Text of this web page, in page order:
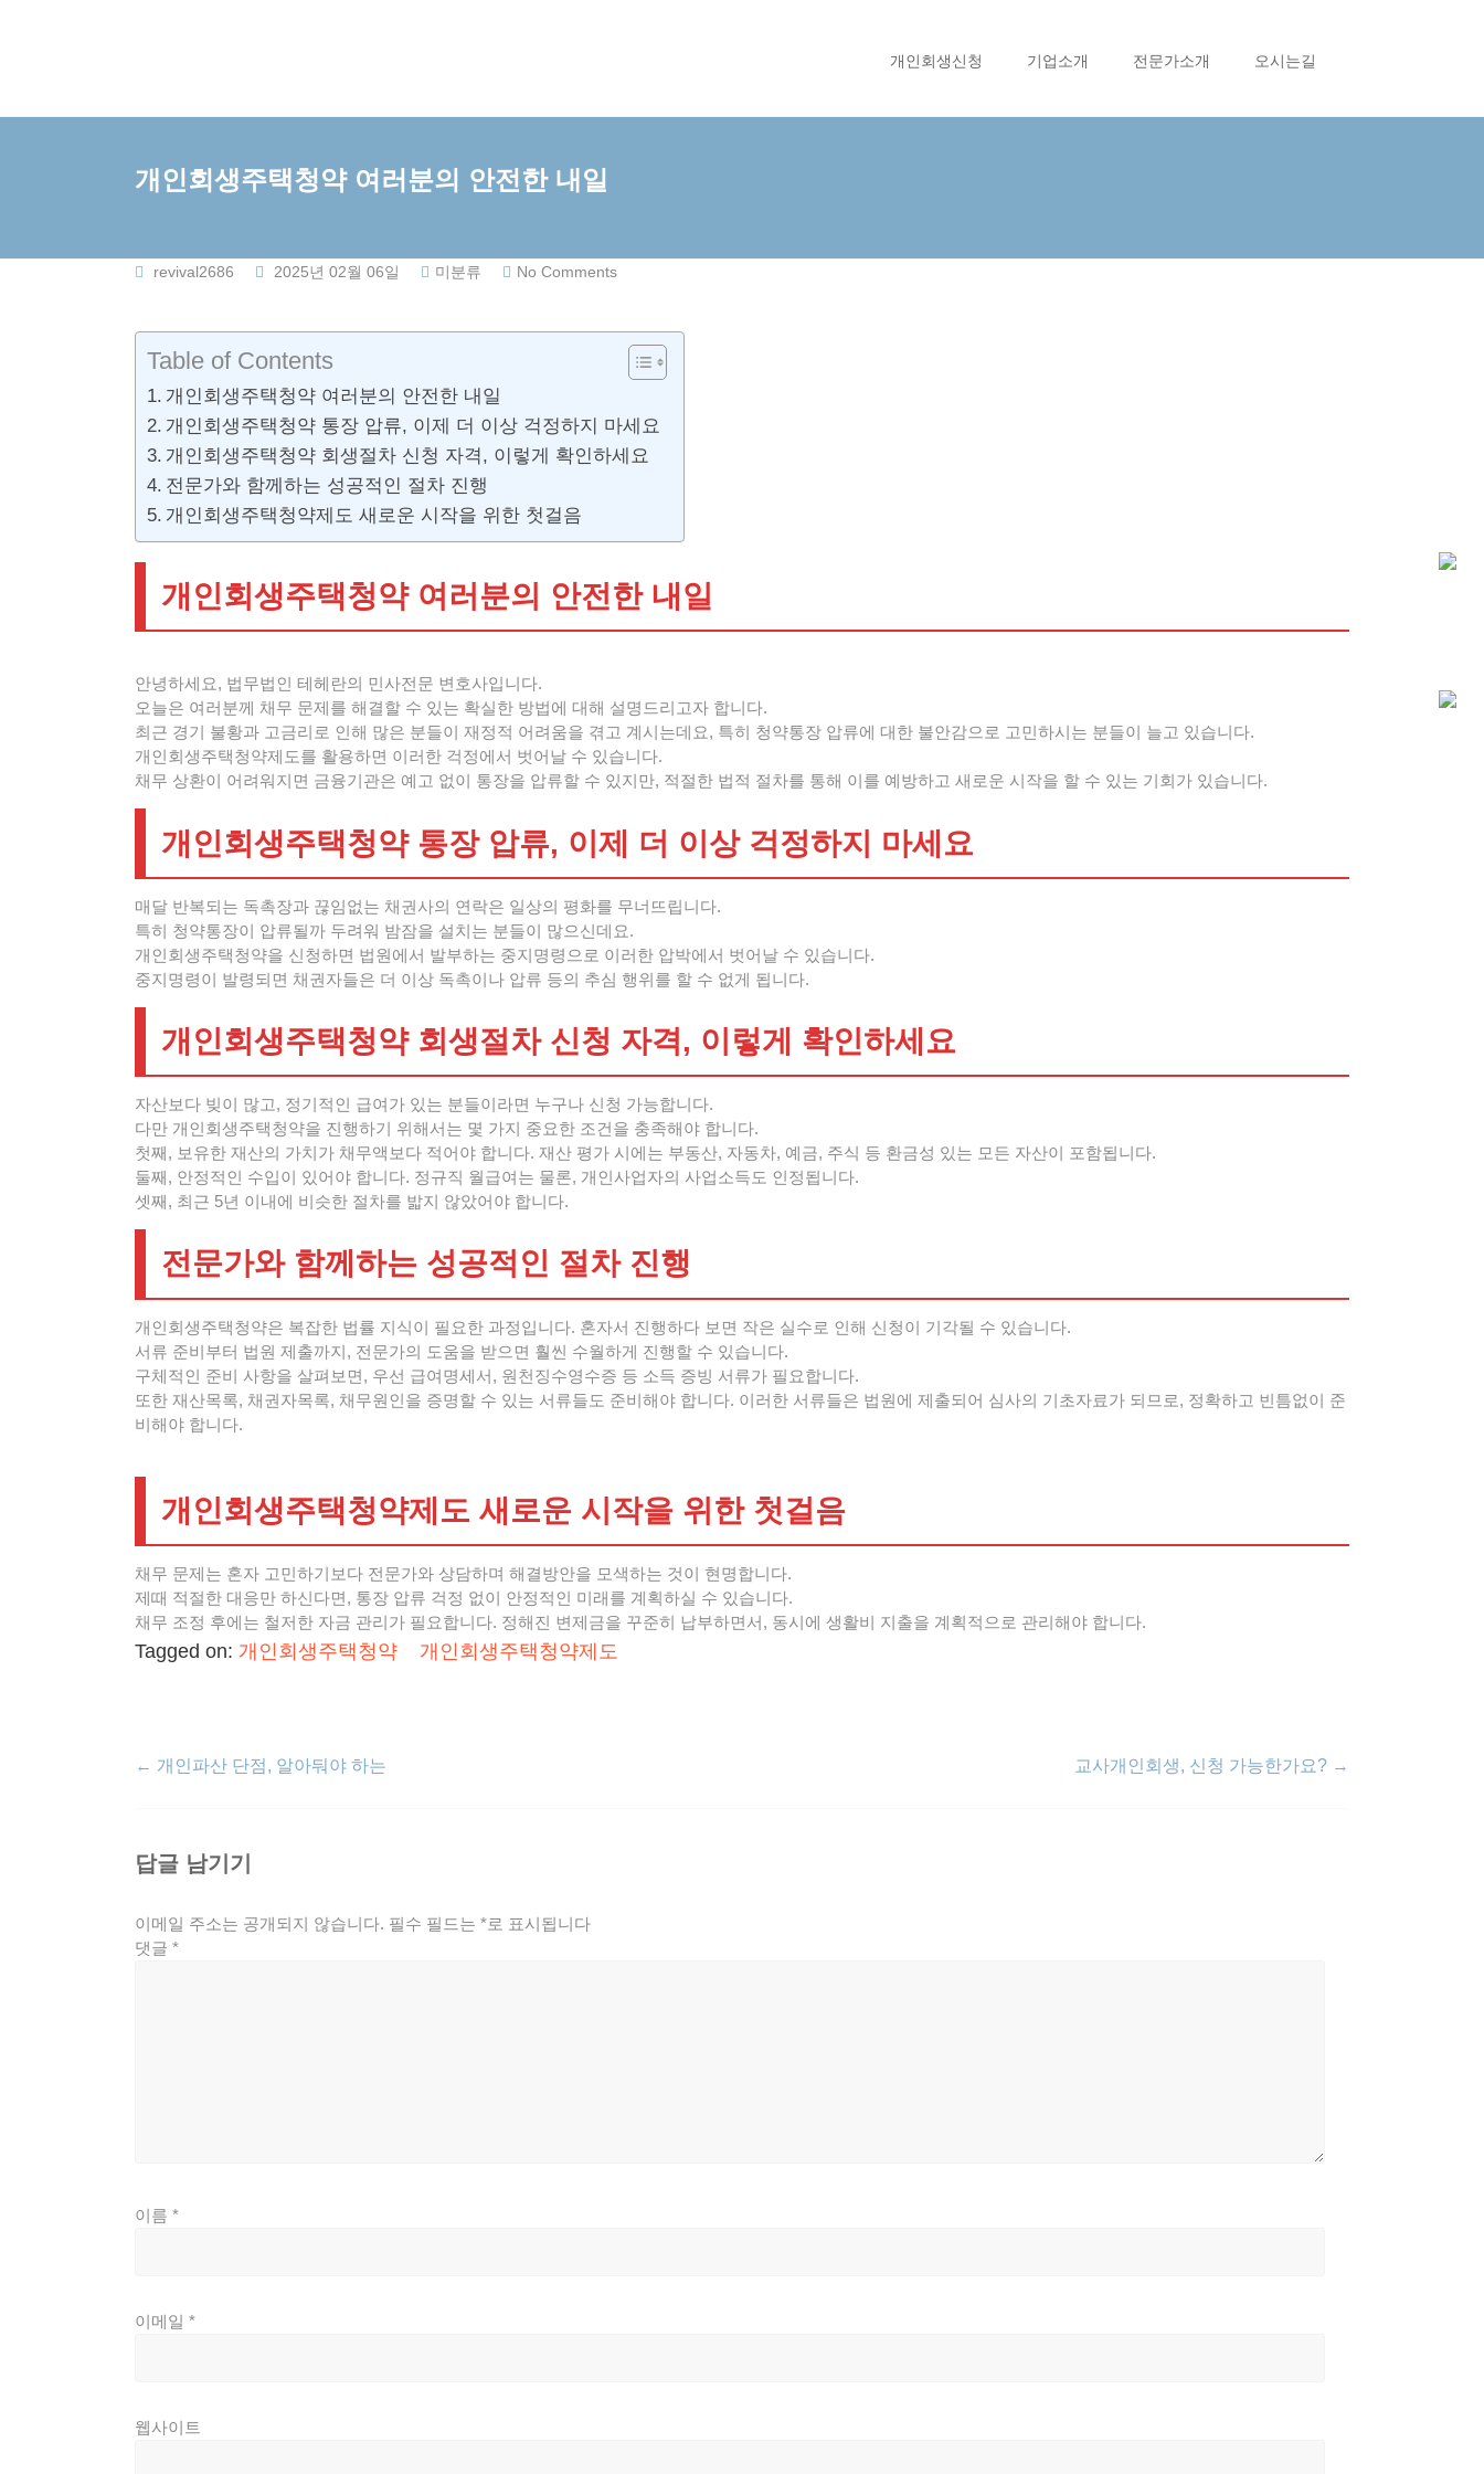
개인회생신청 기업소개 전문가소개 오시는길
개인회생주택청약 여러분의 안전한 내일
revival2686 2025년 02월 06일 미분류 No Comments
Table of Contents
개인회생주택청약 여러분의 안전한 내일
개인회생주택청약 통장 압류, 이제 더 이상 걱정하지 마세요
개인회생주택청약 회생절차 신청 자격, 이렇게 확인하세요
전문가와 함께하는 성공적인 절차 진행
개인회생주택청약제도 새로운 시작을 위한 첫걸음
개인회생주택청약 여러분의 안전한 내일
안녕하세요, 법무법인 테헤란의 민사전문 변호사입니다.
오늘은 여러분께 채무 문제를 해결할 수 있는 확실한 방법에 대해 설명드리고자 합니다.
최근 경기 불황과 고금리로 인해 많은 분들이 재정적 어려움을 겪고 계시는데요, 특히 청약통장 압류에 대한 불안감으로 고민하시는 분들이 늘고 있습니다.
개인회생주택청약제도를 활용하면 이러한 걱정에서 벗어날 수 있습니다.
채무 상환이 어려워지면 금융기관은 예고 없이 통장을 압류할 수 있지만, 적절한 법적 절차를 통해 이를 예방하고 새로운 시작을 할 수 있는 기회가 있습니다.
개인회생주택청약 통장 압류, 이제 더 이상 걱정하지 마세요
매달 반복되는 독촉장과 끊임없는 채권사의 연락은 일상의 평화를 무너뜨립니다.
특히 청약통장이 압류될까 두려워 밤잠을 설치는 분들이 많으신데요.
개인회생주택청약을 신청하면 법원에서 발부하는 중지명령으로 이러한 압박에서 벗어날 수 있습니다.
중지명령이 발령되면 채권자들은 더 이상 독촉이나 압류 등의 추심 행위를 할 수 없게 됩니다.
개인회생주택청약 회생절차 신청 자격, 이렇게 확인하세요
자산보다 빚이 많고, 정기적인 급여가 있는 분들이라면 누구나 신청 가능합니다.
다만 개인회생주택청약을 진행하기 위해서는 몇 가지 중요한 조건을 충족해야 합니다.
첫째, 보유한 재산의 가치가 채무액보다 적어야 합니다. 재산 평가 시에는 부동산, 자동차, 예금, 주식 등 환금성 있는 모든 자산이 포함됩니다.
둘째, 안정적인 수입이 있어야 합니다. 정규직 월급여는 물론, 개인사업자의 사업소득도 인정됩니다.
셋째, 최근 5년 이내에 비슷한 절차를 밟지 않았어야 합니다.
전문가와 함께하는 성공적인 절차 진행
개인회생주택청약은 복잡한 법률 지식이 필요한 과정입니다. 혼자서 진행하다 보면 작은 실수로 인해 신청이 기각될 수 있습니다.
서류 준비부터 법원 제출까지, 전문가의 도움을 받으면 훨씬 수월하게 진행할 수 있습니다.
구체적인 준비 사항을 살펴보면, 우선 급여명세서, 원천징수영수증 등 소득 증빙 서류가 필요합니다.
또한 재산목록, 채권자목록, 채무원인을 증명할 수 있는 서류들도 준비해야 합니다. 이러한 서류들은 법원에 제출되어 심사의 기초자료가 되므로, 정확하고 빈틈없이 준
비해야 합니다.
개인회생주택청약제도 새로운 시작을 위한 첫걸음
채무 문제는 혼자 고민하기보다 전문가와 상담하며 해결방안을 모색하는 것이 현명합니다.
제때 적절한 대응만 하신다면, 통장 압류 걱정 없이 안정적인 미래를 계획하실 수 있습니다.
채무 조정 후에는 철저한 자금 관리가 필요합니다. 정해진 변제금을 꾸준히 납부하면서, 동시에 생활비 지출을 계획적으로 관리해야 합니다.
Tagged on: 개인회생주택청약 개인회생주택청약제도
← 개인파산 단점, 알아둬야 하는 교사개인회생, 신청 가능한가요? →
답글 남기기
이메일 주소는 공개되지 않습니다. 필수 필드는 *로 표시됩니다
댓글 *
이름 *
이메일 *
웹사이트